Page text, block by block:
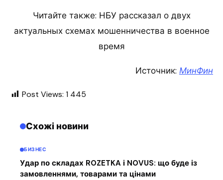
Читайте также: НБУ рассказал о двух
актуальных схемах мошенничества в военное
время
Источник: МинФин
Post Views: 1 445
Схожі новини
БИЗНЕС
Удар по складах ROZETKA і NOVUS: що буде із
замовленнями, товарами та цінами